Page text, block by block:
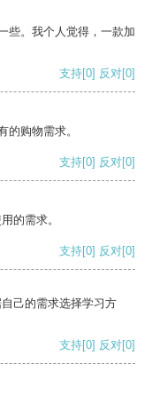
些。我个人觉得，一款加
支持[0] 反对[0]
的购物需求。
支持[0] 反对[0]
的需求。
支持[0] 反对[0]
己的需求选择学习方
支持[0] 反对[0]